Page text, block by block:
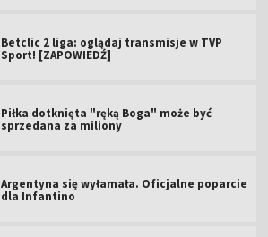
Betclic 2 liga: oglądaj transmisje w TVP
Sport! [ZAPOWIEDŹ]
Piłka dotknięta "ręką Boga" może być
sprzedana za miliony
Argentyna się wyłamała. Oficjalne poparcie
dla Infantino